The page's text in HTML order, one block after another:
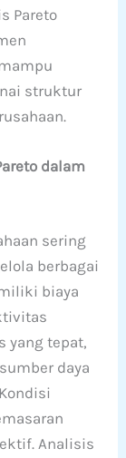
Pareto
struktur
dalam
sering
berbagai
biaya
yang tepat,
daya
Analisis